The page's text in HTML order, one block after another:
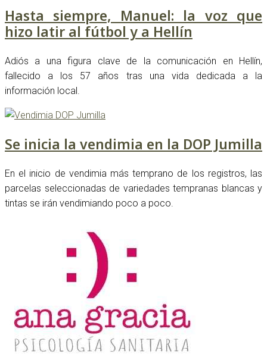
Hasta siempre, Manuel: la voz que
hizo latir al fútbol y a Hellín
Adiós a una figura clave de la comunicación en Hellín,
fallecido a los 57 años tras una vida dedicada a la
información local.
Se inicia la vendimia en la DOP Jumilla
En el inicio de vendimia más temprano de los registros, las
parcelas seleccionadas de variedades tempranas blancas y
tintas se irán vendimiando poco a poco.